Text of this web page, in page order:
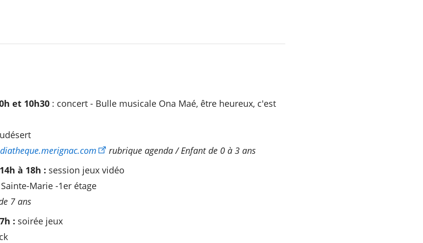
et 10h30 : concert - Bulle musicale Ona Maé, être heureux, c'est
rubrique agenda / Enfant de 0 à 3 ans
à 18h​ : session jeux vidéo
Marie -1er étage
7 ans
: soirée jeux